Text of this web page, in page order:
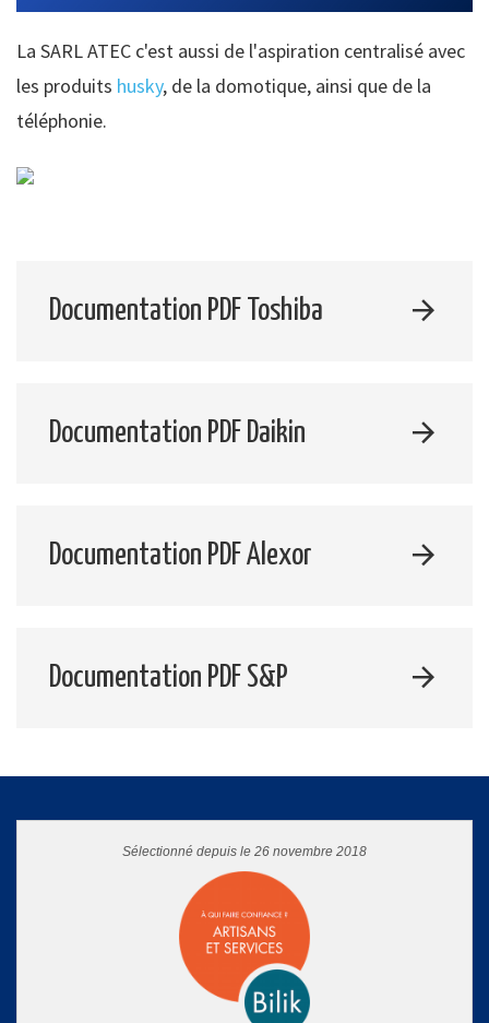
La SARL ATEC c'est aussi de l'aspiration centralisé avec
les produits husky, de la domotique, ainsi que de la
téléphonie.
Documentation PDF Toshiba
Documentation PDF Daikin
Documentation PDF Alexor
Documentation PDF S&P
Sélectionné depuis le 26 novembre 2018